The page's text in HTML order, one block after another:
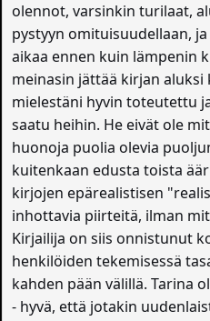
olennot, varsinkin turilaat,
pystyyn omituisuudellaan,
aikaa ennen kuin lämpenin
meinasin jättää kirjan
mielestäni hyvin toteutettu
saatu heihin. He eivät ole
huonoja puolia olevia
kuitenkaan edusta toista
kirjojen epärealistisen
inhottavia piirteitä, ilman
Kirjailija on siis onnistunut
henkilöiden tekemisessä
kahden pään välillä. Tarina
- hyvä, että jotakin